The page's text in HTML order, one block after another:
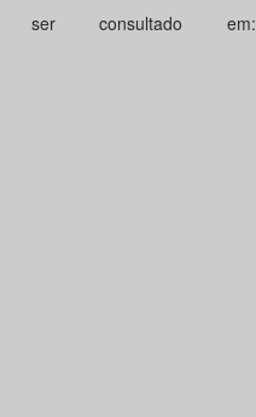
ser consultado em: